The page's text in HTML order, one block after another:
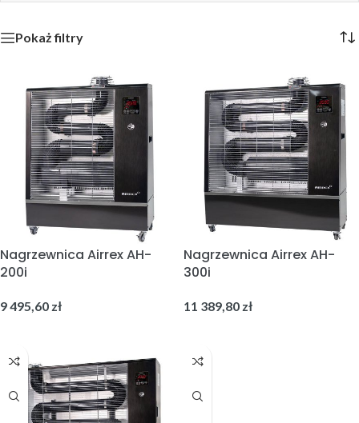
Pokaż filtry
Nagrzewnica Airrex AH-
200i
9 495,60 zł
Nagrzewnica Airrex AH-
300i
11 389,80 zł